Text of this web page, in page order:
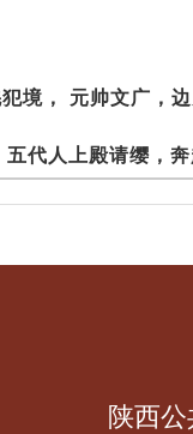
境， 元帅文广，
代人上殿请缨，
陕西